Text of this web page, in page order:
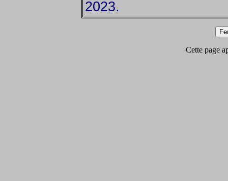
2023.
Cette page